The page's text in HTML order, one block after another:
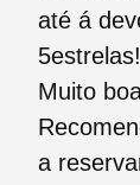
até á
Muito
a